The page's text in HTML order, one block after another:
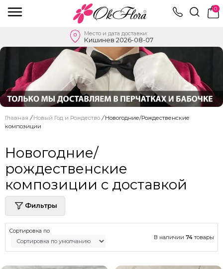
0
Место и дата доставки:
Кишинев 2026-08-07
Главная / Новый Год и Рождество / Новогодние/Рождественские
композиции
Новогодние/
рождественские
композиции с доставкой
Фильтры
Сортировка по
В наличии 74 товары